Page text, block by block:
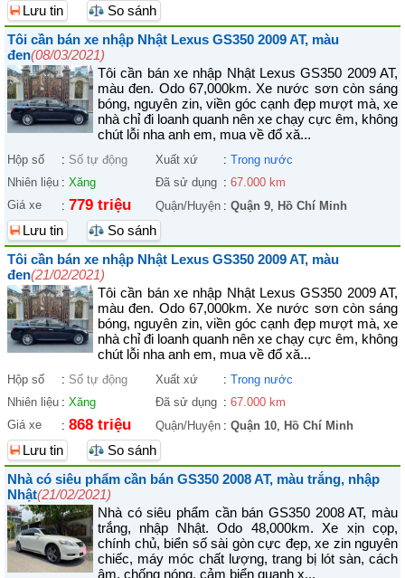
Lưu tin
So sánh
Tôi cần bán xe nhập Nhật Lexus GS350 2009 AT, màu
đen(08/03/2021)
Tôi cần bán xe nhập Nhật Lexus GS350 2009 AT,
màu đen. Odo 67,000km. Xe nước sơn còn sáng
bóng, nguyên zin, viền góc cạnh đẹp mượt mà, xe
nhà chỉ đi loanh quanh nên xe chạy cực êm, không
chút lỗi nha anh em, mua về đổ xă...
Hộp số : Số tự động Xuất xứ : Trong nước
Nhiên liệu : Xăng Đã sử dụng : 67.000 km
Giá xe
: 779 triệu Quận/Huyện : Quận 9, Hồ Chí Minh
Lưu tin
So sánh
Tôi cần bán xe nhập Nhật Lexus GS350 2009 AT, màu
đen(21/02/2021)
Tôi cần bán xe nhập Nhật Lexus GS350 2009 AT,
màu đen. Odo 67,000km. Xe nước sơn còn sáng
bóng, nguyên zin, viền góc cạnh đẹp mượt mà, xe
nhà chỉ đi loanh quanh nên xe chạy cực êm, không
chút lỗi nha anh em, mua về đổ xă...
Hộp số : Số tự động Xuất xứ : Trong nước
Nhiên liệu : Xăng Đã sử dụng : 67.000 km
Giá xe
: 868 triệu Quận/Huyện : Quận 10, Hồ Chí Minh
Lưu tin
So sánh
Nhà có siêu phẩm cần bán GS350 2008 AT, màu trắng, nhập
Nhật(21/02/2021)
Nhà có siêu phẩm cần bán GS350 2008 AT, màu
trắng, nhập Nhật. Odo 48,000km. Xe xịn cọp,
chính chủ, biển số sài gòn cực đẹp, xe zin nguyên
chiếc, máy móc chất lượng, trang bị lót sàn, cách
âm, chống nóng, cảm biển quanh x...